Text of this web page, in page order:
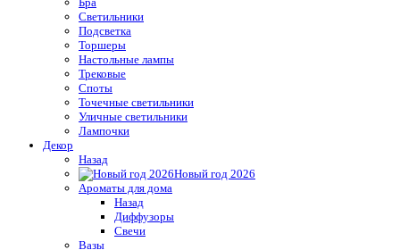
Светильники
Подсветка
Торшеры
Настольные лампы
Трековые
Споты
Точечные светильники
Уличные светильники
Лампочки
Декор
Назад
Новый год 2026
Ароматы для дома
Назад
Диффузоры
Свечи
Вазы